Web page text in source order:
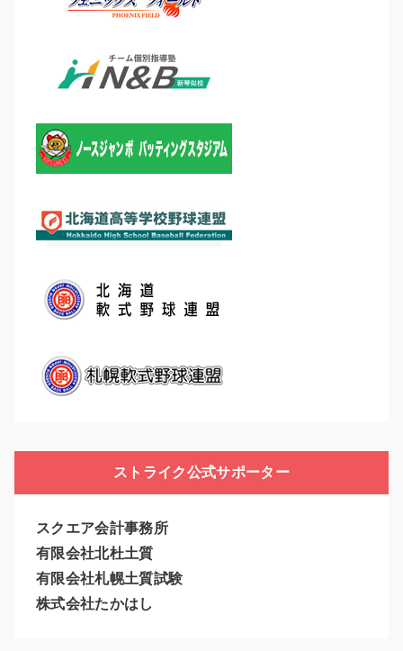
ストライク公式サポーター
スクエア会計事務所
有限会社北杜土質
有限会社札幌土質試験
株式会社たかはし